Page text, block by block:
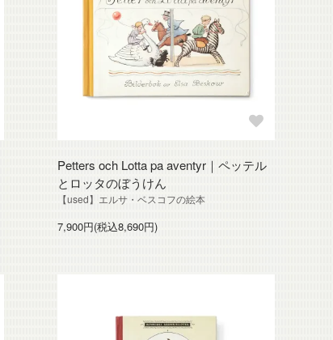
Petters och Lotta pa aventyr｜ペッテル
とロッタのぼうけん
【used】エルサ・ベスコフの絵本
7,900円(税込8,690円)